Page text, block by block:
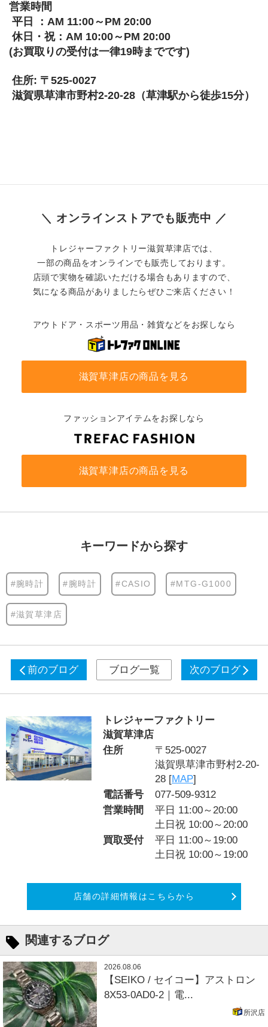
営業時間
平日 ：AM 11:00～PM 20:00
休日・祝：AM 10:00～PM 20:00
(お買取りの受付は一律19時までです)
住所: 〒525-0027
滋賀県草津市野村2-20-28（草津駅から徒歩15分）
＼ オンラインストアでも販売中 ／
トレジャーファクトリー滋賀草津店では、
一部の商品をオンラインでも販売しております。
店頭で実物を確認いただける場合もありますので、
気になる商品がありましたらぜひご来店ください！
アウトドア・スポーツ用品・雑貨などをお探しなら
滋賀草津店の商品を見る
ファッションアイテムをお探しなら
滋賀草津店の商品を見る
キーワードから探す
#腕時計 #腕時計 #CASIO #MTG-G1000
#滋賀草津店
前のブログ ブログ一覧 次のブログ
トレジャーファクトリー
滋賀草津店
住所
〒525-0027
滋賀県草津市野村2-20-
28 [MAP]
電話番号
077-509-9312
営業時間
平日 11:00～20:00
土日祝 10:00～20:00
買取受付
平日 11:00～19:00
土日祝 10:00～19:00
店舗の詳細情報はこちらから
関連するブログ
2026.08.06
【SEIKO / セイコー】アストロン
8X53-0AD0-2｜電...
所沢店